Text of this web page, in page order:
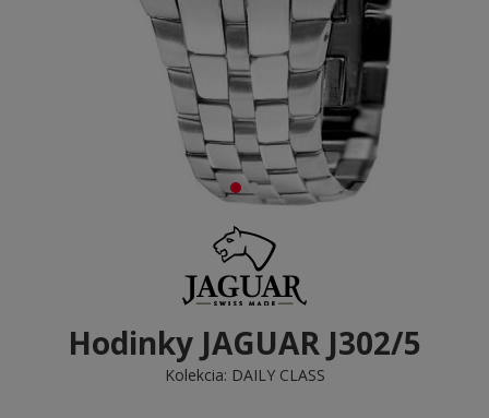
Hodinky JAGUAR J302/5
Kolekcia: DAILY CLASS